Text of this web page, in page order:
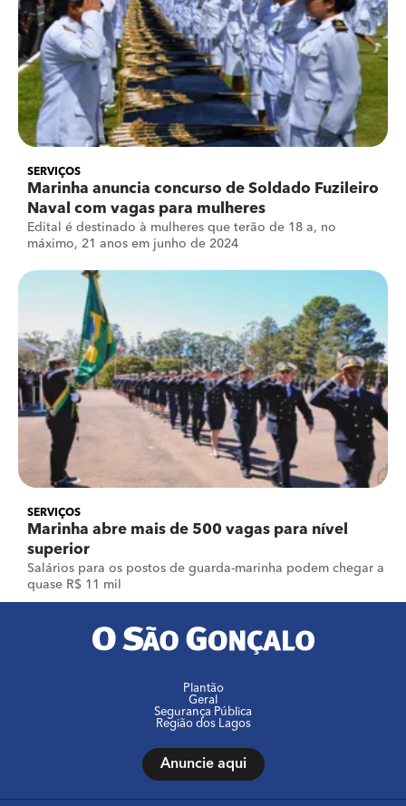
SERVIÇOS
Marinha anuncia concurso de Soldado Fuzileiro
Naval com vagas para mulheres
Edital é destinado à mulheres que terão de 18 a, no
máximo, 21 anos em junho de 2024
SERVIÇOS
Marinha abre mais de 500 vagas para nível
superior
Salários para os postos de guarda-marinha podem chegar a
quase R$ 11 mil
Plantão
Geral
Segurança Pública
Região dos Lagos
Anuncie aqui